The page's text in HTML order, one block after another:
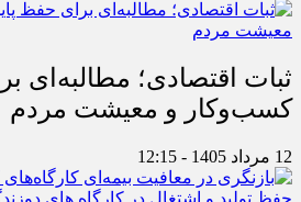
ثبات اقتصادی؛ مطالبه‌ای
کسب‌وکار و معیشت مردم
12 مرداد 1405 - 12:15